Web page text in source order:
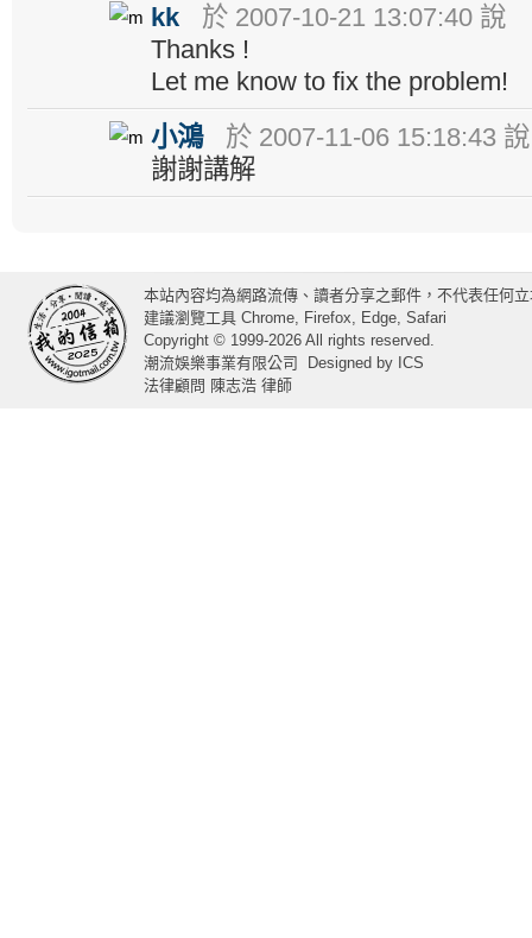
kk
於 2007-10-21 13:07:40 說
Thanks !
Let me know to fix the problem!
小鴻
於 2007-11-06 15:18:43 說
謝謝講解
本站內容均為網路流傳、讀者分享之郵件，不代表任何
建議瀏覽工具 Chrome, Firefox, Edge, Safari
Copyright © 1999-2026 All rights reserved.
潮流娛樂事業有限公司
Designed by ICS
法律顧問 陳志浩 律師